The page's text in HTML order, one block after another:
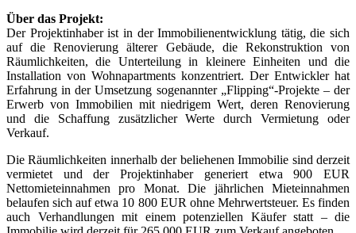
Über das Projekt:
Der Projektinhaber ist in der Immobilienentwicklung tätig, die sich
auf die Renovierung älterer Gebäude, die Rekonstruktion von
Räumlichkeiten, die Unterteilung in kleinere Einheiten und die
Installation von Wohnapartments konzentriert. Der Entwickler hat
Erfahrung in der Umsetzung sogenannter „Flipping“-Projekte – der
Erwerb von Immobilien mit niedrigem Wert, deren Renovierung
und die Schaffung zusätzlicher Werte durch Vermietung oder
Verkauf.
Die Räumlichkeiten innerhalb der beliehenen Immobilie sind derzeit
vermietet und der Projektinhaber generiert etwa 900 EUR
Nettomieteinnahmen pro Monat. Die jährlichen Mieteinnahmen
belaufen sich auf etwa 10 800 EUR ohne Mehrwertsteuer. Es finden
auch Verhandlungen mit einem potenziellen Käufer statt – die